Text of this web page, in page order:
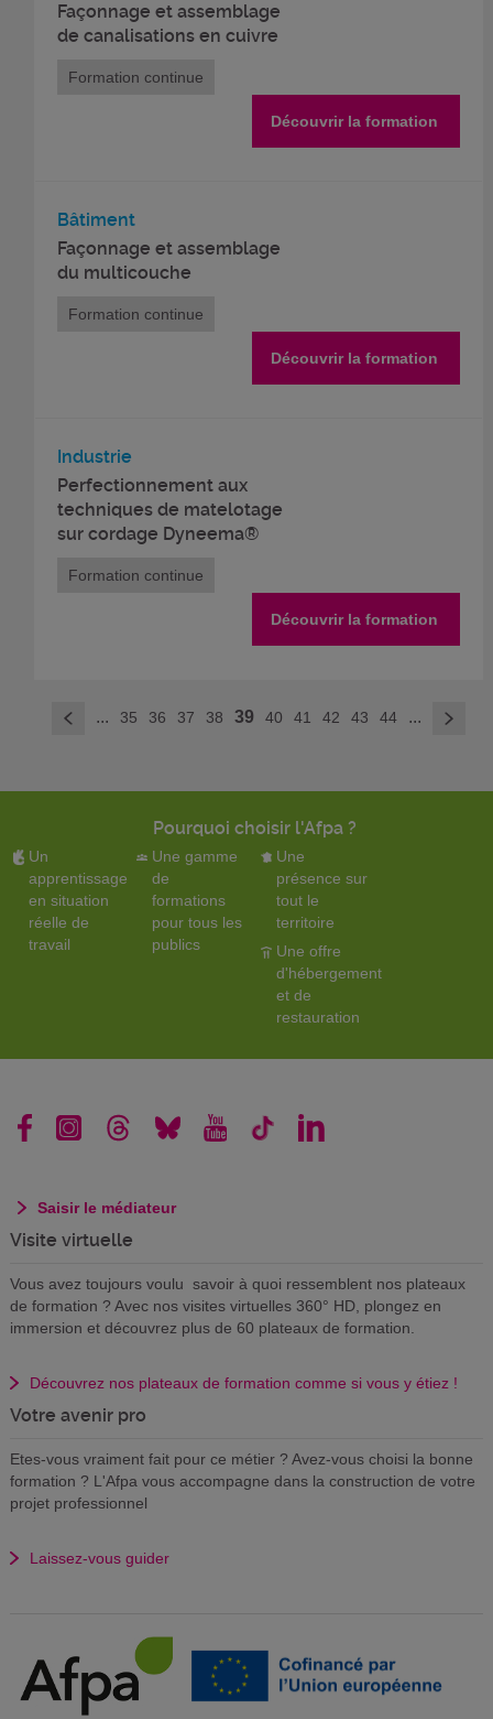
Façonnage et assemblage
de canalisations en cuivre
Formation continue
Découvrir la formation
Bâtiment
Façonnage et assemblage
du multicouche
Formation continue
Découvrir la formation
Industrie
Perfectionnement aux
techniques de matelotage
sur cordage Dyneema®
Formation continue
Découvrir la formation
< ... 35 36 37 38 39 40 41 42 43 44 ... >
Pourquoi choisir l'Afpa ?
Un
apprentissage
en situation
réelle de
travail
Une gamme
de
formations
pour tous les
publics
Une
présence sur
tout le
territoire
Une offre
d'hébergement
et de
restauration
Saisir le médiateur
Visite virtuelle
Vous avez toujours voulu savoir à quoi ressemblent nos plateaux
de formation ? Avec nos visites virtuelles 360° HD, plongez en
immersion et découvrez plus de 60 plateaux de formation.
Découvrez nos plateaux de formation comme si vous y étiez !
Votre avenir pro
Etes-vous vraiment fait pour ce métier ? Avez-vous choisi la bonne
formation ? L'Afpa vous accompagne dans la construction de votre
projet professionnel
Laissez-vous guider